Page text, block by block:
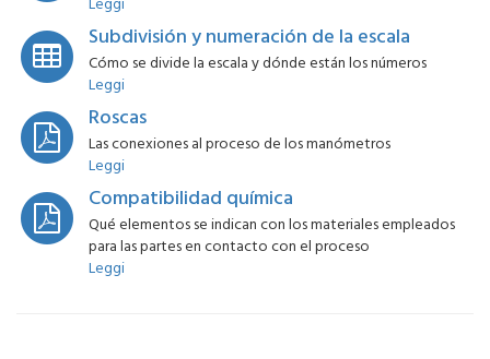
Subdivisión y numeración de la escala
Cómo se divide la escala y dónde están los números
Leggi
Roscas
Las conexiones al proceso de los manómetros
Leggi
Compatibilidad química
Qué elementos se indican con los materiales empleados
para las partes en contacto con el proceso
Leggi